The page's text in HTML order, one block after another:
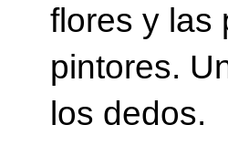
flores y las
pintores.
los dedos.